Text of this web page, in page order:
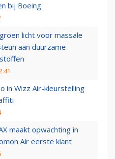
bij Boeing
licht voor massale
aan duurzame
in Wizz Air-kleurstelling
maakt opwachting in
Air eerste klant